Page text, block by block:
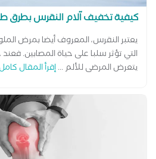
كيفية تخفيف آلام النقرس بطرق
يعتبر النقرس، المعروف أيضا بمرض
التي تؤثر سلبا على حياة المصابين.
يتعرض المرضى للألم ...إقرأ المقال كامل